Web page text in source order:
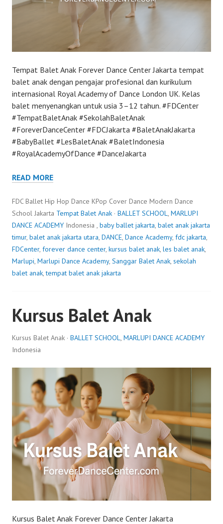
Tempat Balet Anak Forever Dance Center Jakarta tempat
balet anak dengan pengajar profesional dan kurikulum
internasional Royal Academy of Dance London UK. Kelas
balet menyenangkan untuk usia 3–12 tahun. #FDCenter
#TempatBaletAnak #SekolahBaletAnak
#ForeverDanceCenter #FDCJakarta #BaletAnakJakarta
#BabyBallet #LesBaletAnak #BaletIndonesia
#RoyalAcademyOfDance #DanceJakarta
READ MORE
FDC Ballet Hip Hop Dance KPop Cover Dance Modern Dance
School Jakarta Tempat Balet Anak · BALLET SCHOOL, MARLUPI
DANCE ACADEMY Indonesia , baby ballet jakarta, balet anak jakarta
timur, balet anak jakarta utara, DANCE, Dance Academy, fdc jakarta,
FDCenter, forever dance center, kursus balet anak, les balet anak,
Marlupi, Marlupi Dance Academy, Sanggar Balet Anak, sekolah
balet anak,tempat balet anak jakarta
Kursus Balet Anak
Kursus Balet Anak · BALLET SCHOOL, MARLUPI DANCE ACADEMY
Indonesia
Kursus Balet Anak Forever Dance Center Jakarta